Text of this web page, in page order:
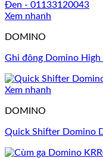
Xem nhanh
DOMINO
Ghi đông Domino
Xem nhanh
DOMINO
Quick Shifter Domino